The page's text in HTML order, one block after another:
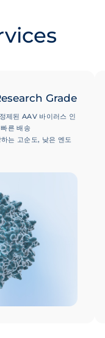
Grade
제된 AAV 바이러스 인
른 배송
는 고순도, 낮은 엔도
트 수행 실적으로 검증